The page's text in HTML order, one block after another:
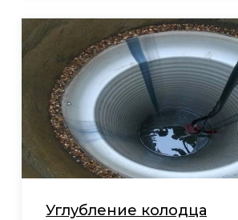
Углубление колодца